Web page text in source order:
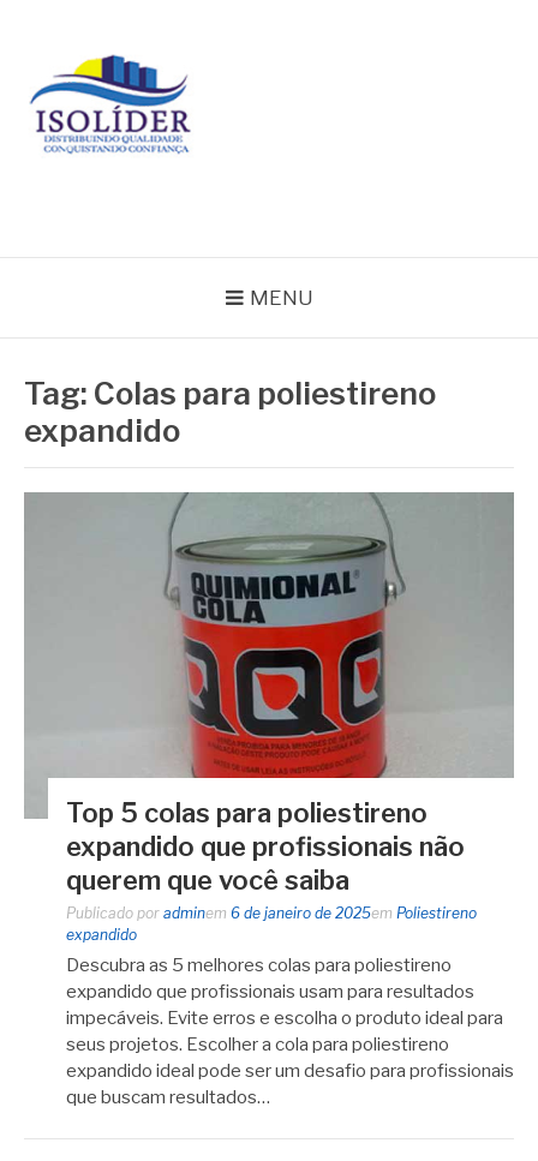
conteúdo
MENU
Tag: Colas para poliestireno
expandido
Top 5 colas para poliestireno
expandido que profissionais não
querem que você saiba
Publicado por adminem 6 de janeiro de 2025em Poliestireno
expandido
Descubra as 5 melhores colas para poliestireno
expandido que profissionais usam para resultados
impecáveis. Evite erros e escolha o produto ideal para
seus projetos. Escolher a cola para poliestireno
expandido ideal pode ser um desafio para profissionais
que buscam resultados…